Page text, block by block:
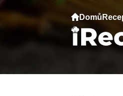
Domů